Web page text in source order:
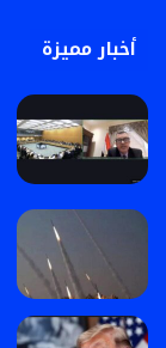
أخبار مميزة